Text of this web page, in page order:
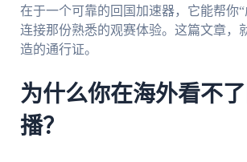
在于一个可靠的回国加速器，它能帮你
连接那份熟悉的观赛体验。这篇文章，
造的通行证。
为什么你在海外看不
播？